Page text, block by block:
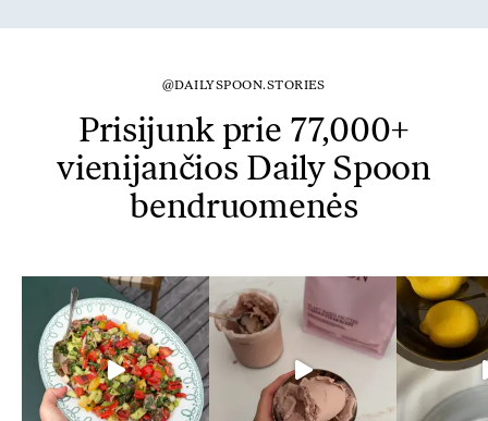
@DAILYSPOON.STORIES
Prisijunk prie 77,000+
vienijančios Daily Spoon
bendruomenės